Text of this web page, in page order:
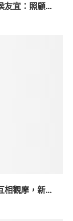
宜：照顧...
觀摩，新...